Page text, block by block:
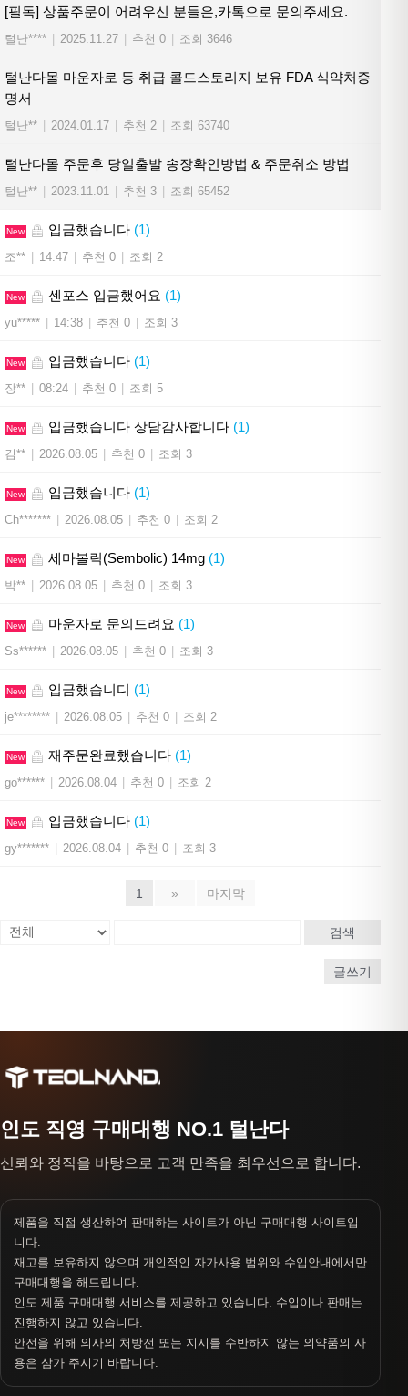
[필독] 상품주문이 어려우신 분들은,카톡으로 문의주세요.
털난**** 2025.11.27 추천 0 조회 3646
털난다몰 마운자로 등 취급 콜드스토리지 보유 FDA 식약처증
명서
털난** 2024.01.17 추천 2 조회 63740
털난다몰 주문후 당일출발 송장확인방법 & 주문취소 방법
털난** 2023.11.01 추천 3 조회 65452
New 입금했습니다 (1)
조** 14:47 추천 0 조회 2
New 센포스 입금했어요 (1)
yu***** 14:38 추천 0 조회 3
New 입금했습니다 (1)
장** 08:24 추천 0 조회 5
New 입금했습니다 상담감사합니다 (1)
김** 2026.08.05 추천 0 조회 3
New 입금했습니다 (1)
Ch******* 2026.08.05 추천 0 조회 2
New 세마볼릭(Sembolic) 14mg (1)
박** 2026.08.05 추천 0 조회 3
New 마운자로 문의드려요 (1)
Ss****** 2026.08.05 추천 0 조회 3
New 입금했습니디 (1)
je******** 2026.08.05 추천 0 조회 2
New 재주문완료했습니다 (1)
go****** 2026.08.04 추천 0 조회 2
New 입금했습니다 (1)
gy******* 2026.08.04 추천 0 조회 3
1 » 마지막
검색
글쓰기
인도 직영 구매대행 NO.1 털난다
신뢰와 정직을 바탕으로 고객 만족을 최우선으로 합니다.
제품을 직접 생산하여 판매하는 사이트가 아닌 구매대행 사이트입
니다.
재고를 보유하지 않으며 개인적인 자가사용 범위와 수입안내에서만
구매대행을 해드립니다.
인도 제품 구매대행 서비스를 제공하고 있습니다. 수입이나 판매는
진행하지 않고 있습니다.
안전을 위해 의사의 처방전 또는 지시를 수반하지 않는 의약품의 사
용은 삼가 주시기 바랍니다.